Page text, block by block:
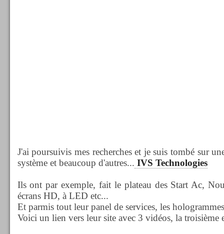
J'ai poursuivis mes recherches et je suis tombé sur
système et beaucoup d'autres... IVS Technologies
Ils ont par exemple, fait le plateau des Start Ac,
écrans HD, à LED etc...
Et parmis tout leur panel de services, les
Voici un lien vers leur site avec 3 vidéos, la troisième